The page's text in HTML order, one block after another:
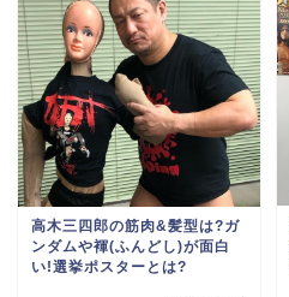
高木三四郎の筋肉&髪型は?ガ
ンダムや褌(ふんどし)が面白
い!選挙ポスターとは?